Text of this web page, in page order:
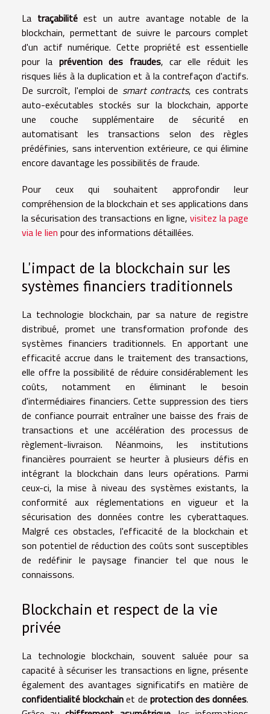
La traçabilitéest un autre avantage notable de la
blockchain, permettant de suivre le parcours complet
d'un actif numérique. Cette propriété est essentielle
pour la prévention des fraudes, car elle réduit les
risques liés à la duplication et à la contrefaçon d'actifs.
De surcroît, l'emploi de smart contracts, ces contrats
auto-exécutables stockés sur la blockchain, apporte
une couche supplémentaire de sécurité en
automatisant les transactions selon des règles
prédéfinies, sans intervention extérieure, ce qui élimine
encore davantage les possibilités de fraude.
Pour ceux qui souhaitent approfondir leur
compréhension de la blockchain et ses applications dans
la sécurisation des transactions en ligne, visitez la page
via le lien pour des informations détaillées.
L'impact de la blockchain sur les
systèmes financiers traditionnels
La technologie blockchain, par sa nature de registre
distribué, promet une transformation profonde des
systèmes financiers traditionnels. En apportant une
efficacité accrue dans le traitement des transactions,
elle offre la possibilité de réduire considérablement les
coûts, notamment en éliminant le besoin
d'intermédiaires financiers. Cette suppression des tiers
de confiance pourrait entraîner une baisse des frais de
transactions et une accélération des processus de
règlement-livraison. Néanmoins, les institutions
financières pourraient se heurter à plusieurs défis en
intégrant la blockchain dans leurs opérations. Parmi
ceux-ci, la mise à niveau des systèmes existants, la
conformité aux réglementations en vigueur et la
sécurisation des données contre les cyberattaques.
Malgré ces obstacles, l'efficacité de la blockchain et
son potentiel de réduction des coûts sont susceptibles
de redéfinir le paysage financier tel que nous le
connaissons.
Blockchain et respect de la vie
privée
La technologie blockchain, souvent saluée pour sa
capacité à sécuriser les transactions en ligne, présente
également des avantages significatifs en matière de
confidentialité blockchainet de protection des données.